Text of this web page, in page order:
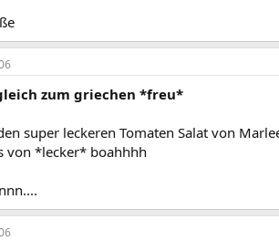
zum griechen *freu*
super leckeren Tomaten Salat von
von *lecker* boahhhh